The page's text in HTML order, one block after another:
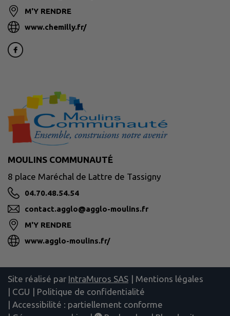
M'Y RENDRE
www.chemilly.fr/
MOULINS COMMUNAUTÉ
8 place Maréchal de Lattre de Tassigny
04.70.48.54.54
contact.agglo@agglo-moulins.fr
M'Y RENDRE
www.agglo-moulins.fr/
Site réalisé par IntraMuros SAS | Mentions légales
| CGU | Politique de confidentialité
| Accessibilité : partiellement conforme